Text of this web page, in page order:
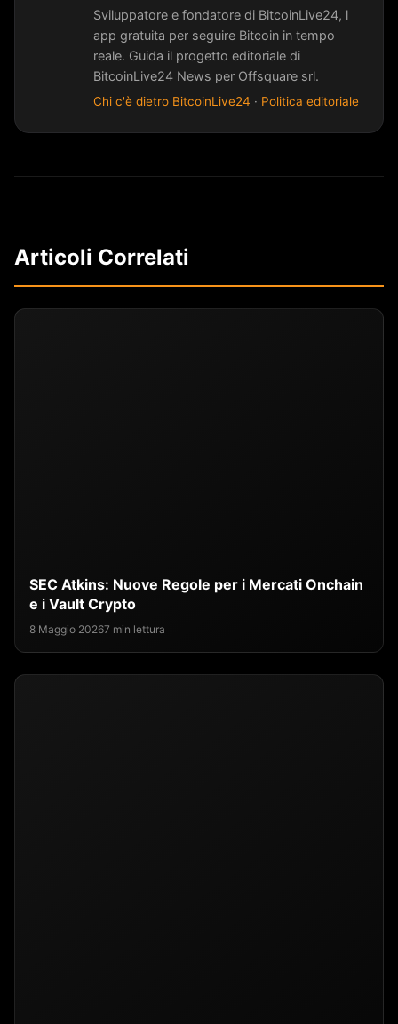
Sviluppatore e fondatore di BitcoinLive24, l
app gratuita per seguire Bitcoin in tempo
reale. Guida il progetto editoriale di
BitcoinLive24 News per Offsquare srl.
Chi c'è dietro BitcoinLive24 · Politica editoriale
Articoli Correlati
SEC Atkins: Nuove Regole per i Mercati Onchain
e i Vault Crypto
8 Maggio 20267 min lettura